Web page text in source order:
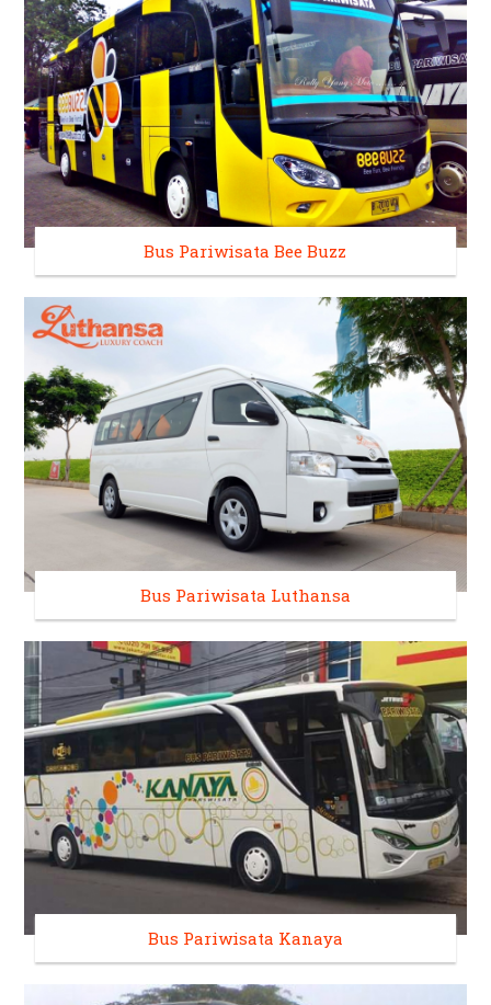
Bus Pariwisata Bee Buzz
Bus Pariwisata Luthansa
Bus Pariwisata Kanaya